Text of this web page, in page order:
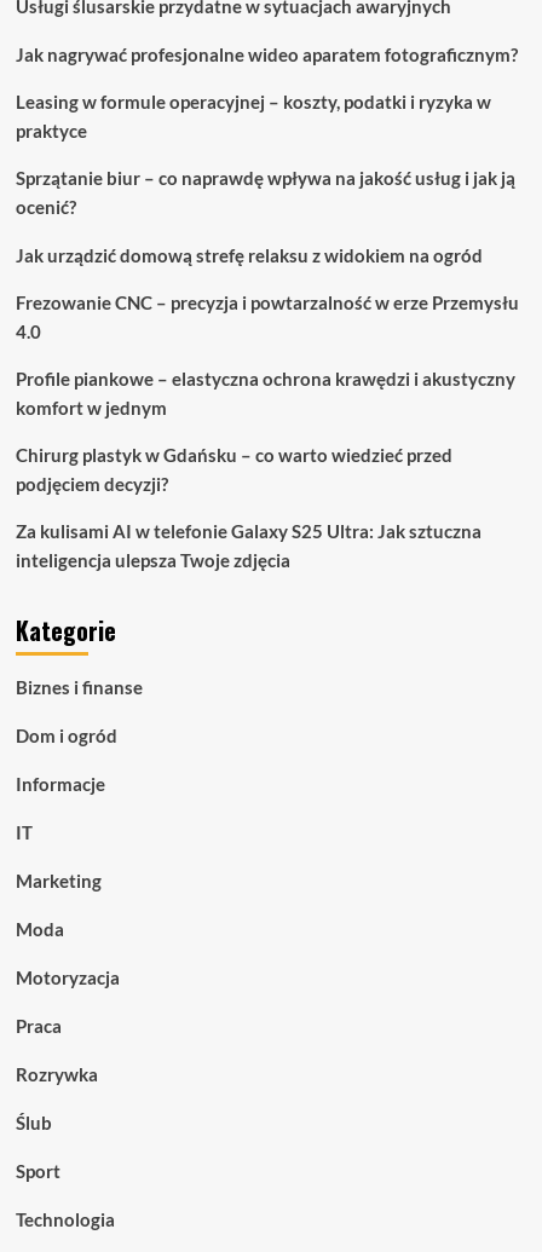
Usługi ślusarskie przydatne w sytuacjach awaryjnych
Jak nagrywać profesjonalne wideo aparatem fotograficznym?
Leasing w formule operacyjnej – koszty, podatki i ryzyka w
praktyce
Sprzątanie biur – co naprawdę wpływa na jakość usług i jak ją
ocenić?
Jak urządzić domową strefę relaksu z widokiem na ogród
Frezowanie CNC – precyzja i powtarzalność w erze Przemysłu
4.0
Profile piankowe – elastyczna ochrona krawędzi i akustyczny
komfort w jednym
Chirurg plastyk w Gdańsku – co warto wiedzieć przed
podjęciem decyzji?
Za kulisami AI w telefonie Galaxy S25 Ultra: Jak sztuczna
inteligencja ulepsza Twoje zdjęcia
Kategorie
Biznes i finanse
Dom i ogród
Informacje
IT
Marketing
Moda
Motoryzacja
Praca
Rozrywka
Ślub
Sport
Technologia